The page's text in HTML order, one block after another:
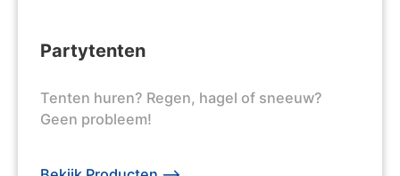
Partytenten
Tenten huren? Regen, hagel of sneeuw?
Geen probleem!